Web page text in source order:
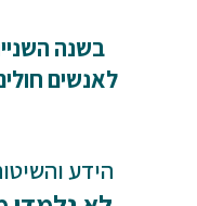
בשנה
לאנשים
הידע